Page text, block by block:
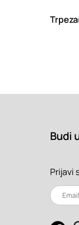
Budi
Prijavi